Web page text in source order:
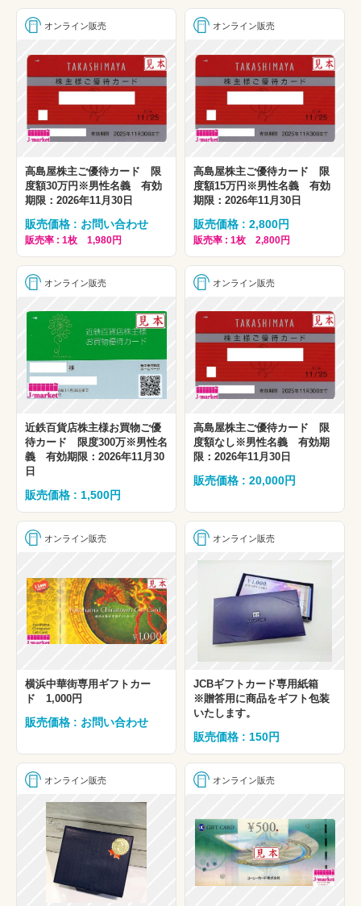
オンライン販売
高島屋株主ご優待カード 限
度額30万円※男性名義 有効
期限：2026年11月30日
販売価格 : お問い合わせ
販売率 : 1枚 1,980円
オンライン販売
高島屋株主ご優待カード 限
度額15万円※男性名義 有効
期限：2026年11月30日
販売価格 : 2,800円
販売率 : 1枚 2,800円
オンライン販売
近鉄百貨店株主様お買物ご優
待カード 限度300万※男性名
義 有効期限：2026年11月30
日
販売価格 : 1,500円
オンライン販売
高島屋株主ご優待カード 限
度額なし※男性名義 有効期
限：2026年11月30日
販売価格 : 20,000円
オンライン販売
横浜中華街専用ギフトカー
ド 1,000円
販売価格 : お問い合わせ
オンライン販売
JCBギフトカード専用紙箱
※贈答用に商品をギフト包装
いたします。
販売価格 : 150円
オンライン販売 オンライン販売